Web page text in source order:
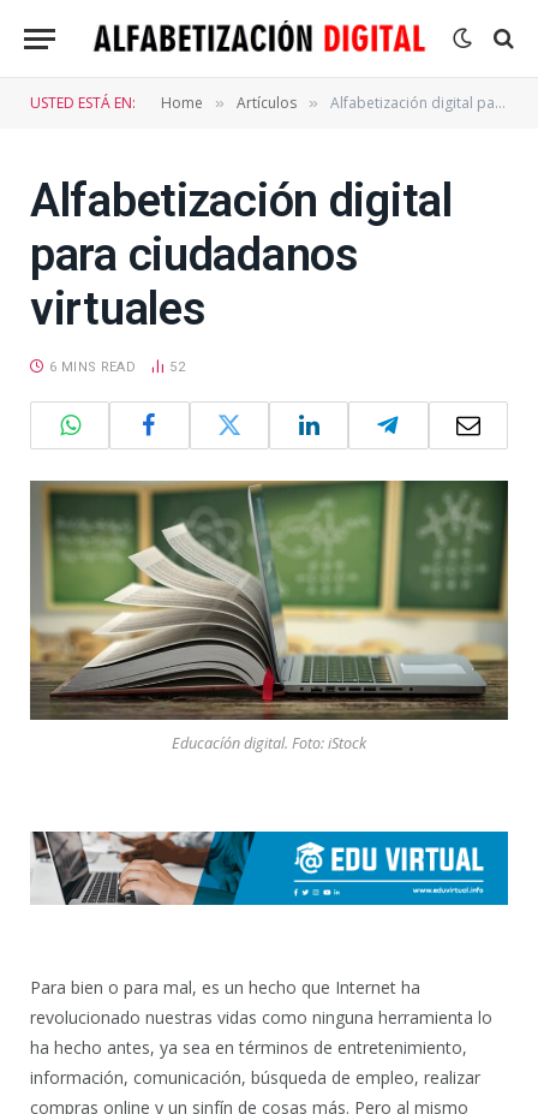
USTED ESTÁ EN: Home » Artículos » Alfabetización digital para ciudadanos virtuales
Alfabetización digital
para ciudadanos
virtuales
6 MINS READ 52
Educacíón digital. Foto: iStock
Para bien o para mal, es un hecho que Internet ha
revolucionado nuestras vidas como ninguna herramienta lo
ha hecho antes, ya sea en términos de entretenimiento,
información, comunicación, búsqueda de empleo, realizar
compras online y un sinfín de cosas más. Pero al mismo